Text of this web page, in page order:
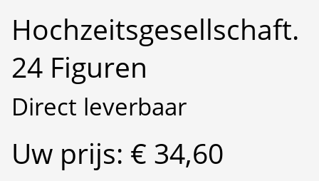
Hochzeitsgesellschaft.
24 Figuren
Direct leverbaar
Uw prijs: € 34,60